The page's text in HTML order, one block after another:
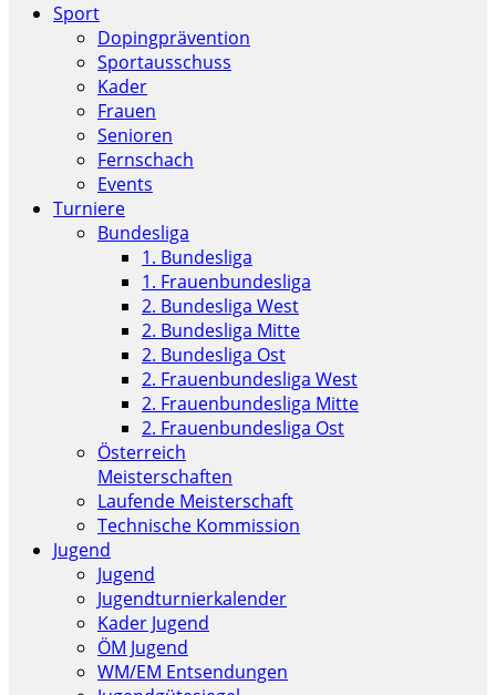
Sport
Dopingprävention
Sportausschuss
Kader
Frauen
Senioren
Fernschach
Events
Turniere
Bundesliga
1. Bundesliga
1. Frauenbundesliga
2. Bundesliga West
2. Bundesliga Mitte
2. Bundesliga Ost
2. Frauenbundesliga West
2. Frauenbundesliga Mitte
2. Frauenbundesliga Ost
Österreich
Meisterschaften
Laufende Meisterschaft
Technische Kommission
Jugend
Jugend
Jugendturnierkalender
Kader Jugend
ÖM Jugend
WM/EM Entsendungen